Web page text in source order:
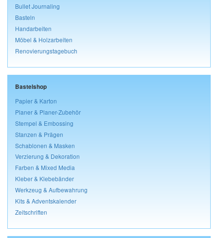
Bullet Journaling
Basteln
Handarbeiten
Möbel & Holzarbeiten
Renovierungstagebuch
Bastelshop
Papier & Karton
Planer & Planer-Zubehör
Stempel & Embossing
Stanzen & Prägen
Schablonen & Masken
Verzierung & Dekoration
Farben & Mixed Media
Kleber & Klebebänder
Werkzeug & Aufbewahrung
Kits & Adventskalender
Zeitschriften